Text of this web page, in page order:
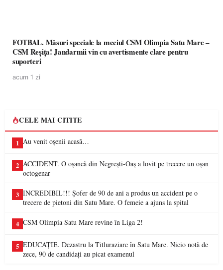
FOTBAL. Măsuri speciale la meciul CSM Olimpia Satu Mare –
CSM Reșița! Jandarmii vin cu avertismente clare pentru
suporteri
acum 1 zi
CELE MAI CITITE
1 Au venit oșenii acasă…
2 ACCIDENT. O oșancă din Negrești-Oaș a lovit pe trecere un oșan
octogenar
3 INCREDIBIL!!! Șofer de 90 de ani a produs un accident pe o
trecere de pietoni din Satu Mare. O femeie a ajuns la spital
4 CSM Olimpia Satu Mare revine în Liga 2!
5 EDUCAȚIE. Dezastru la Titluraziare în Satu Mare. Nicio notă de
zece, 90 de candidați au picat examenul